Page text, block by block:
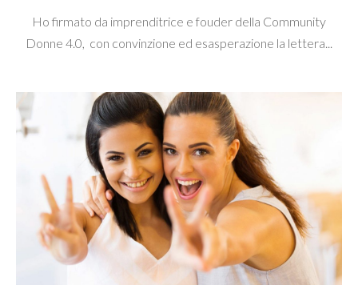
Ho firmato da imprenditrice e fouder della Community
Donne 4.0, con convinzione ed esasperazione la lettera...